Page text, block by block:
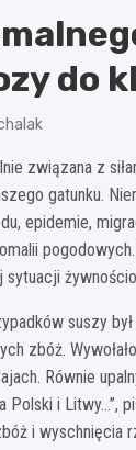
do
związana z
gatunku.
epidemie,
sytuacji
suszy
zbóż.
Równie
Polski i
i wyschnięcia